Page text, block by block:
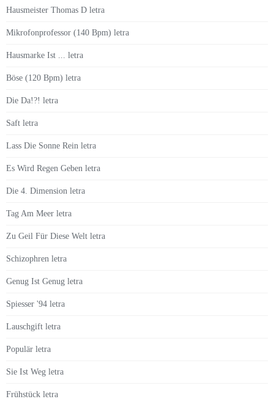
Hausmeister Thomas D letra
Mikrofonprofessor (140 Bpm) letra
Hausmarke Ist ... letra
Böse (120 Bpm) letra
Die Da!?! letra
Saft letra
Lass Die Sonne Rein letra
Es Wird Regen Geben letra
Die 4. Dimension letra
Tag Am Meer letra
Zu Geil Für Diese Welt letra
Schizophren letra
Genug Ist Genug letra
Spiesser '94 letra
Lauschgift letra
Populär letra
Sie Ist Weg letra
Frühstück letra